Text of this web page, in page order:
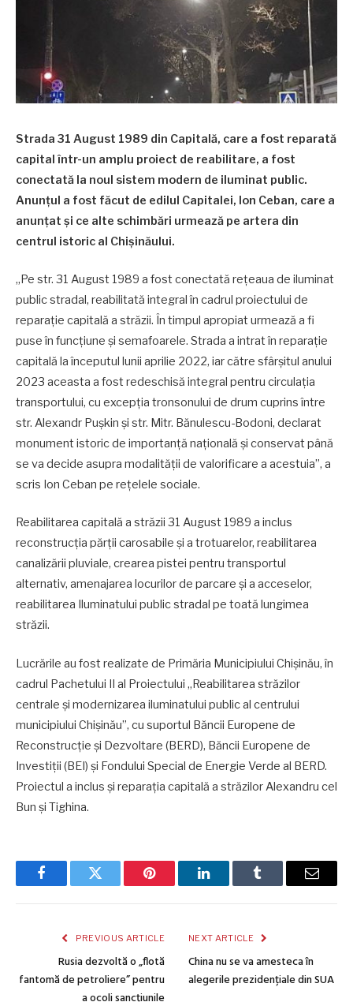
Strada 31 August 1989 din Capitală, care a fost reparată
capital într-un amplu proiect de reabilitare, a fost
conectată la noul sistem modern de iluminat public.
Anunțul a fost făcut de edilul Capitalei, Ion Ceban, care a
anunțat și ce alte schimbări urmează pe artera din
centrul istoric al Chișinăului.
„Pe str. 31 August 1989 a fost conectată rețeaua de iluminat
public stradal, reabilitată integral în cadrul proiectului de
reparație capitală a străzii. În timpul apropiat urmează a fi
puse în funcțiune și semafoarele. Strada a intrat în reparație
capitală la începutul lunii aprilie 2022, iar către sfârșitul anului
2023 aceasta a fost redeschisă integral pentru circulația
transportului, cu excepția tronsonului de drum cuprins între
str. Alexandr Pușkin și str. Mitr. Bănulescu-Bodoni, declarat
monument istoric de importanță națională și conservat până
se va decide asupra modalității de valorificare a acestuia”, a
scris Ion Ceban pe rețelele sociale.
Reabilitarea capitală a străzii 31 August 1989 a inclus
reconstrucția părții carosabile și a trotuarelor, reabilitarea
canalizării pluviale, crearea pistei pentru transportul
alternativ, amenajarea locurilor de parcare și a acceselor,
reabilitarea Iluminatului public stradal pe toată lungimea
străzii.
Lucrările au fost realizate de Primăria Municipiului Chișinău, în
cadrul Pachetului II al Proiectului „Reabilitarea străzilor
centrale și modernizarea iluminatului public al centrului
municipiului Chișinău”, cu suportul Băncii Europene de
Reconstrucție și Dezvoltare (BERD), Băncii Europene de
Investiții (BEI) și Fondului Special de Energie Verde al BERD.
Proiectul a inclus și reparația capitală a străzilor Alexandru cel
Bun și Tighina.
FacebookTwitter Pinterest LinkedInTumblr Email
PREVIOUS ARTICLE
Rusia dezvoltă o „flotă
fantomă de petroliere” pentru
a ocoli sancțiunile
NEXT ARTICLE
China nu se va amesteca în
alegerile prezidențiale din SUA